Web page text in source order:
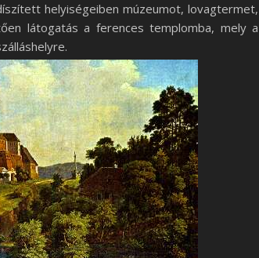
helyiségeiben múzeumot, lovagtermet,
látogatás a ferences templomba, mely a